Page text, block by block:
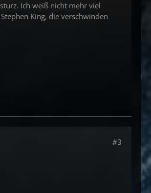
Ich weiß nicht mehr viel
King, die verschwinden
#3